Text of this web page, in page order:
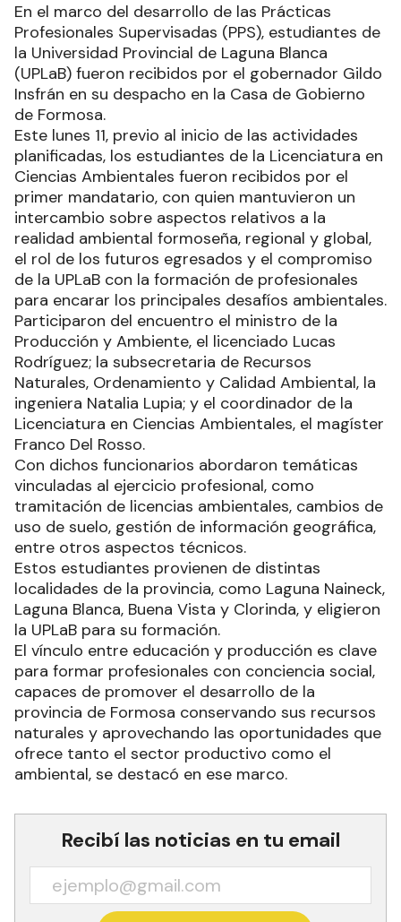
En el marco del desarrollo de las Prácticas
Profesionales Supervisadas (PPS), estudiantes de
la Universidad Provincial de Laguna Blanca
(UPLaB) fueron recibidos por el gobernador Gildo
Insfrán en su despacho en la Casa de Gobierno
de Formosa.
Este lunes 11, previo al inicio de las actividades
planificadas, los estudiantes de la Licenciatura en
Ciencias Ambientales fueron recibidos por el
primer mandatario, con quien mantuvieron un
intercambio sobre aspectos relativos a la
realidad ambiental formoseña, regional y global,
el rol de los futuros egresados y el compromiso
de la UPLaB con la formación de profesionales
para encarar los principales desafíos ambientales.
Participaron del encuentro el ministro de la
Producción y Ambiente, el licenciado Lucas
Rodríguez; la subsecretaria de Recursos
Naturales, Ordenamiento y Calidad Ambiental, la
ingeniera Natalia Lupia; y el coordinador de la
Licenciatura en Ciencias Ambientales, el magíster
Franco Del Rosso.
Con dichos funcionarios abordaron temáticas
vinculadas al ejercicio profesional, como
tramitación de licencias ambientales, cambios de
uso de suelo, gestión de información geográfica,
entre otros aspectos técnicos.
Estos estudiantes provienen de distintas
localidades de la provincia, como Laguna Naineck,
Laguna Blanca, Buena Vista y Clorinda, y eligieron
la UPLaB para su formación.
El vínculo entre educación y producción es clave
para formar profesionales con conciencia social,
capaces de promover el desarrollo de la
provincia de Formosa conservando sus recursos
naturales y aprovechando las oportunidades que
ofrece tanto el sector productivo como el
ambiental, se destacó en ese marco.
Recibí las noticias en tu email